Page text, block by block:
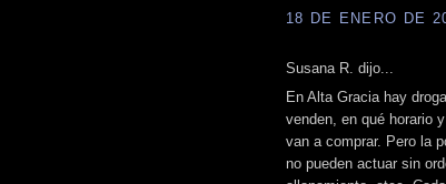
18 DE ENERO DE
Susana R. dijo...
En Alta Gracia hay
venden, en qué horario
van a comprar. Pero la
no pueden actuar sin